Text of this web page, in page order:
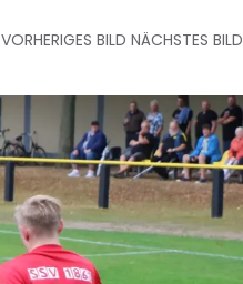
VORHERIGES BILD NÄCHSTES BILD